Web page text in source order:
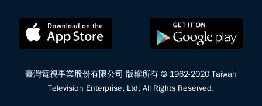
臺灣電視事業股份有限公司 版權所有 © 1962-2020 Taiwan
Television Enterprise, Ltd. All Rights Reserved.